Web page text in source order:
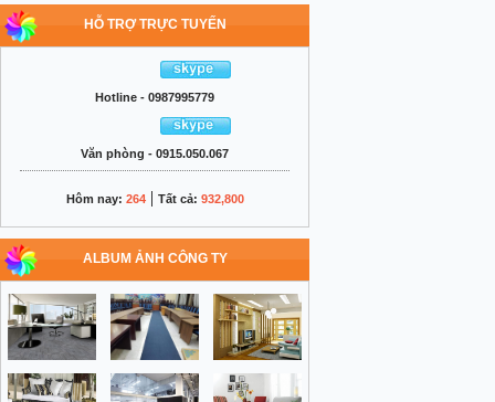
HỖ TRỢ TRỰC TUYẾN
Hotline - 0987995779
Văn phòng - 0915.050.067
Hôm nay: 264| Tất cả: 932,800
ALBUM ẢNH CÔNG TY